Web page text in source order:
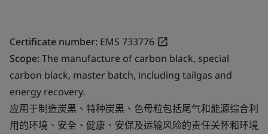
Certificate number: EMS 733776
Scope:The manufacture of carbon black, special
carbon black, master batch, including tailgas and
energy recovery.
应用于制造炭黑、特种炭黑、色母粒包括尾气和能源综合利
用的环境、安全、健康、安保及运输风险的责任关怀和环境